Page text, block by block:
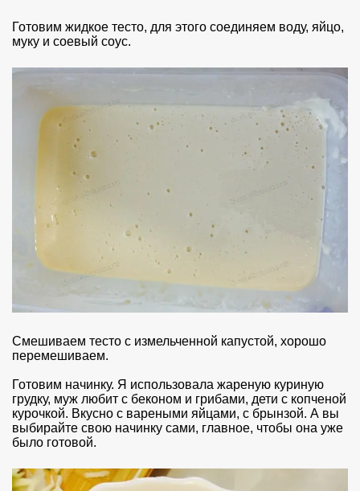
Готовим жидкое тесто, для этого соединяем воду, яйцо,
муку и соевый соус.
Смешиваем тесто с измельченной капустой, хорошо
перемешиваем.
Готовим начинку. Я использовала жареную куриную
грудку, муж любит с беконом и грибами, дети с копченой
курочкой. Вкусно с вареными яйцами, с брынзой. А вы
выбирайте свою начинку сами, главное, чтобы она уже
было готовой.